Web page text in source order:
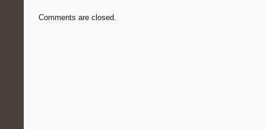
Comments are closed.